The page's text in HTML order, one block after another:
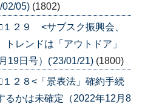
02/05) (1802)
２９ <サブスク振興会、
レンドは「アウトドア」
19日号）('23/01/21) (1800)
２８<「景表法」確約手続
かは未確定（2022年12月8